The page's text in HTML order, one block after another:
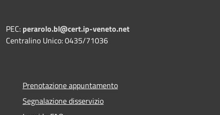
PEC: perarolo.bl@cert.ip-veneto.net
Centralino Unico: 0435/71036
Prenotazione appuntamento
Segnalazione disservizio